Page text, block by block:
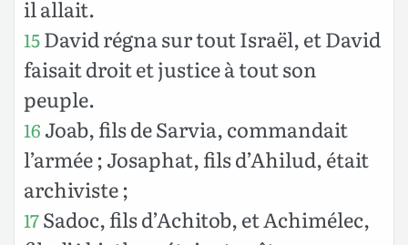
il allait.
15David régna sur tout Israël, et David
faisait droit et justice à tout son
peuple.
16 Joab, fils de Sarvia, commandait
l’armée ; Josaphat, fils d’Ahilud, était
archiviste ;
17Sadoc, fils d’Achitob, et Achimélec,